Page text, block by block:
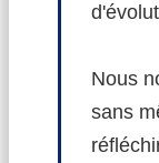
Nous
sans